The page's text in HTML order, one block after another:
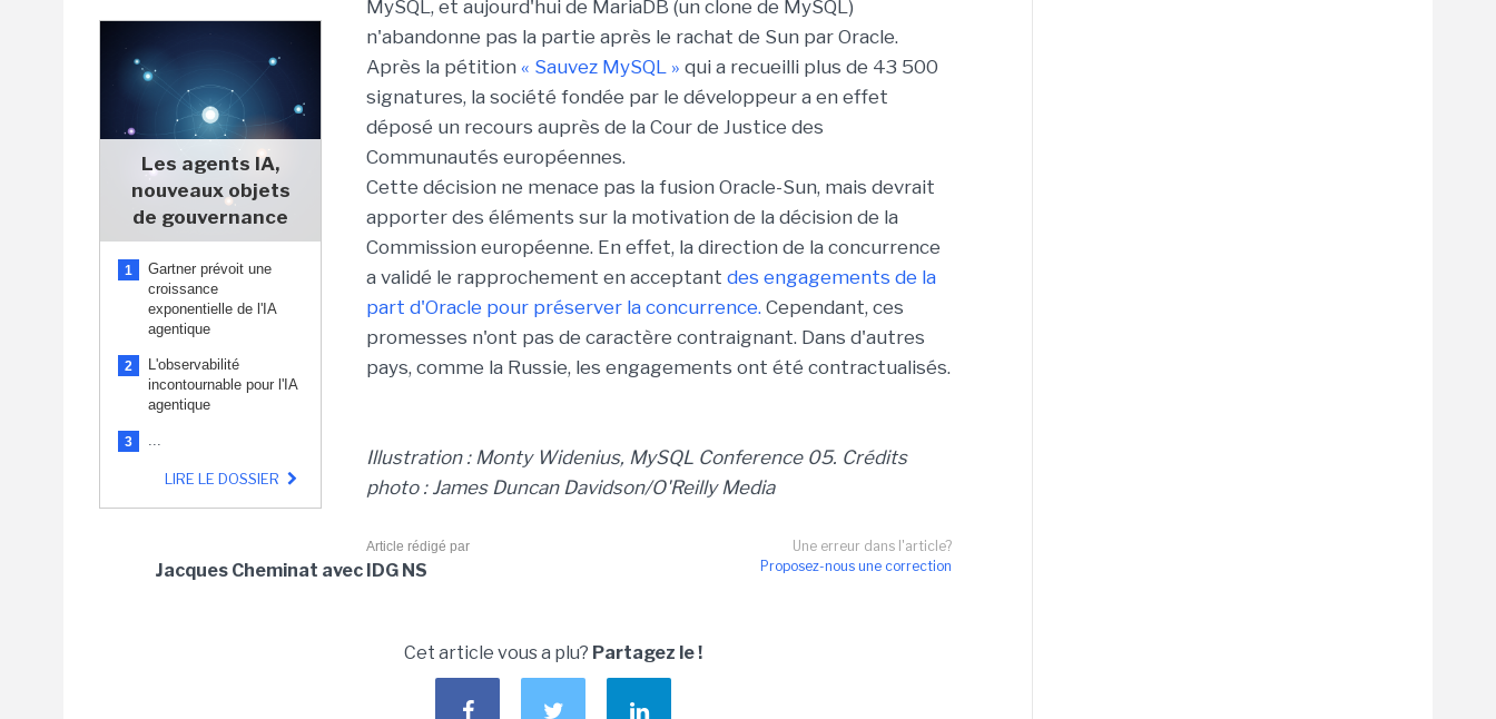
Les agents IA,
nouveaux objets
de gouvernance
1
Gartner prévoit une
croissance
exponentielle de l'IA
agentique
2
L'observabilité
incontournable pour l'IA
agentique
3 ...
LIRE LE DOSSIER
MySQL, et aujourd'hui de MariaDB (un clone de MySQL)
n'abandonne pas la partie après le rachat de Sun par Oracle.
Après la pétition « Sauvez MySQL » qui a recueilli plus de 43 500
signatures, la société fondée par le développeur a en effet
déposé un recours auprès de la Cour de Justice des
Communautés européennes.
Cette décision ne menace pas la fusion Oracle-Sun, mais devrait
apporter des éléments sur la motivation de la décision de la
Commission européenne. En effet, la direction de la concurrence
a validé le rapprochement en acceptant des engagements de la
part d'Oracle pour préserver la concurrence. Cependant, ces
promesses n'ont pas de caractère contraignant. Dans d'autres
pays, comme la Russie, les engagements ont été contractualisés.
Illustration : Monty Widenius, MySQL Conference 05. Crédits
photo : James Duncan Davidson/O'Reilly Media
Une erreur dans l'article?
Proposez-nous une correction
Article rédigé par
Jacques Cheminat avec IDG NS
Cet article vous a plu? Partagez le !